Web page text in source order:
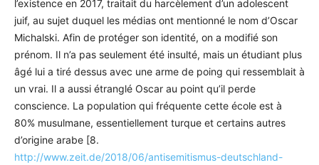
l’existence en 2017, traitait du harcèlement d’un adolescent
juif, au sujet duquel les médias ont mentionné le nom d’Oscar
Michalski. Afin de protéger son identité, on a modifié son
prénom. Il n’a pas seulement été insulté, mais un étudiant plus
âgé lui a tiré dessus avec une arme de poing qui ressemblait à
un vrai. Il a aussi étranglé Oscar au point qu’il perde
conscience. La population qui fréquente cette école est à
80% musulmane, essentiellement turque et certains autres
d’origine arabe [8.
http://www.zeit.de/2018/06/antisemitismus-deutschland-